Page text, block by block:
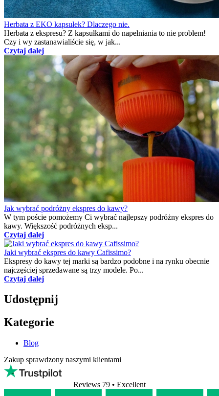
Czytaj dalej
Herbata z EKO kapsułek? Dlaczego nie.
Herbata z ekspresu? Z kapsułkami do napełniania to nie problem!
Czy i wy zastanawialiście się, w jak...
Czytaj dalej
Jak wybrać podróżny ekspres do kawy?
W tym poście pomożemy Ci wybrać najlepszy podróżny ekspres do
kawy. Większość podróżnych eksp...
Czytaj dalej